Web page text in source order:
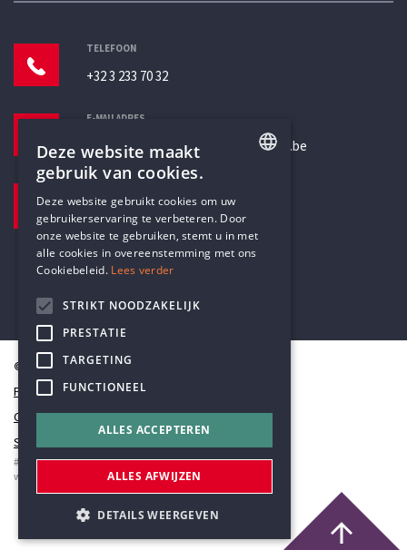
TELEFOON
+32 3 233 70 32
E-MAILADRES
secretariaat@humanistischverbond.be
Pottenbrug 4
Antwerpen, 2000
© Humanistisch Verbond 2026
Privacy
Cookiestatement
Sitemap
#codedwithlove byCodelines
webapplicaties
mobiele apps&maatwerk websites
DUTCH
Deze website maakt
gebruik van cookies.
Deze website gebruikt cookies om uw
gebruikerservaring te verbeteren. Door
onze website te gebruiken, stemt u in met
alle cookies in overeenstemming met ons
Cookiebeleid. Lees verder
STRIKT NOODZAKELIJK
PRESTATIE
TARGETING
FUNCTIONEEL
ALLES ACCEPTEREN
ALLES AFWIJZEN
DETAILS WEERGEVEN